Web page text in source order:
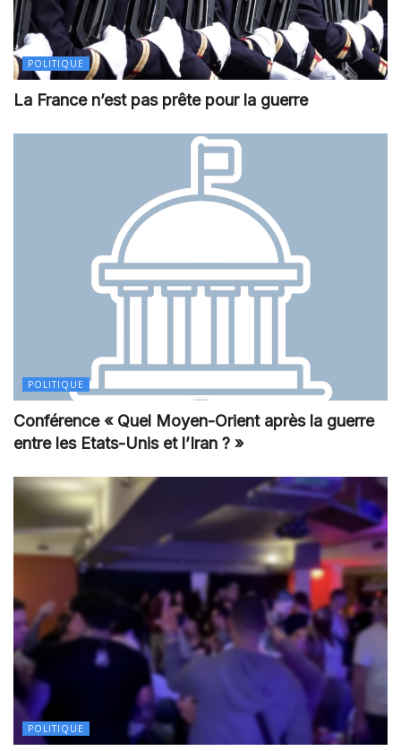
POLITIQUE
La France n’est pas prête pour la guerre
POLITIQUE
Conférence « Quel Moyen-Orient après la guerre
entre les Etats-Unis et l’Iran ? »
POLITIQUE